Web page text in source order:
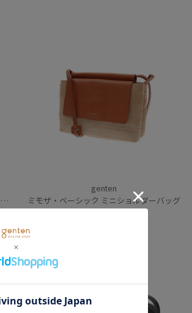
genten
ミモザ・ベーシック ミニショルダーバッグ